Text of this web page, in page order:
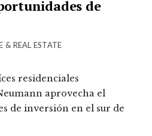
de
& REAL ESTATE
residenciales
aprovecha el
de inversión en el sur de